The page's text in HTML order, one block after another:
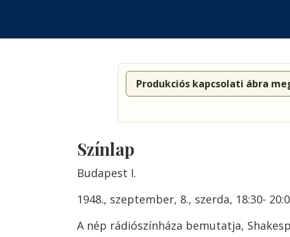
Produkciós kapcsolati ábra
Színlap
Budapest I.
1948., szeptember, 8., szerda, 18:30-
A nép rádiószínháza bemutatja,